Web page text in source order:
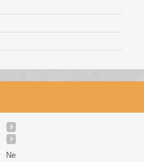
Ne